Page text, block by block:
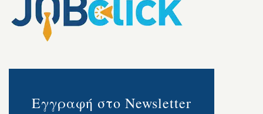
Εγγραφή στο Newsletter